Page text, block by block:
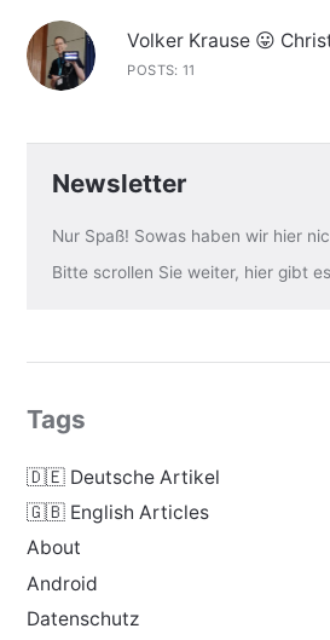
Volker Krause 😛
POSTS: 11
Newsletter
Nur Spaß! Sowas haben wir hier
Bitte scrollen Sie weiter, hier gibt
Tags
🇩🇪 Deutsche Artikel
🇬🇧 English Articles
About
Android
Datenschutz